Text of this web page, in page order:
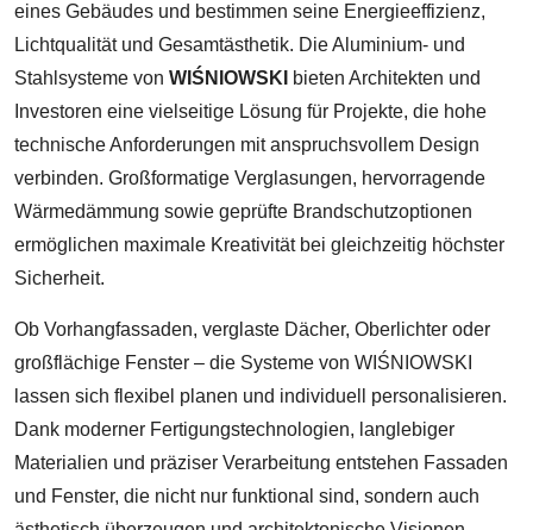
eines Gebäudes und bestimmen seine Energieeffizienz,
Lichtqualität und Gesamtästhetik. Die Aluminium- und
Stahlsysteme von WIŚNIOWSKI
bieten Architekten und
Investoren eine vielseitige Lösung für Projekte, die hohe
technische Anforderungen mit anspruchsvollem Design
verbinden. Großformatige Verglasungen, hervorragende
Wärmedämmung sowie geprüfte Brandschutzoptionen
ermöglichen maximale Kreativität bei gleichzeitig höchster
Sicherheit.
Ob Vorhangfassaden, verglaste Dächer, Oberlichter oder
großflächige Fenster – die Systeme von WIŚNIOWSKI
lassen sich flexibel planen und individuell personalisieren.
Dank moderner Fertigungstechnologien, langlebiger
Materialien und präziser Verarbeitung entstehen Fassaden
und Fenster, die nicht nur funktional sind, sondern auch